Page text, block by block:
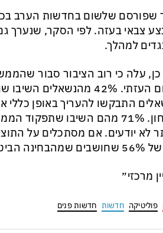
למהלך.
כן, עלה כי רוב הציבור סבור
באיום העזתי. 42%
התבקשו להעריך באופן
לא יודעים. אם מסתכלים על
הממשלה מתפקדת רע.
מרכזי״
פוליטיקה חדשות חדשות פנים